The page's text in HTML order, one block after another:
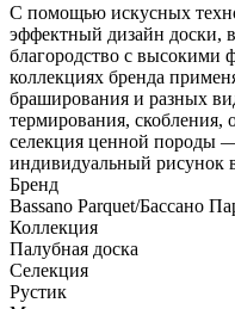
С помощью искусных
эффектный дизайн доски,
благородство с
коллекциях бренда
браширования и разных
термирования,
селекция ценной породы
индивидуальный рисунок
Бренд
Bassano Parquet/Бассано
Коллекция
Палубная доска
Селекция
Рустик